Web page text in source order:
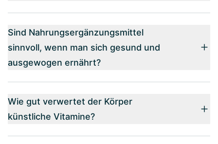
Sind Nahrungsergänzungsmittel
sinnvoll, wenn man sich gesund und
ausgewogen ernährt?
Wie gut verwertet der Körper
künstliche Vitamine?